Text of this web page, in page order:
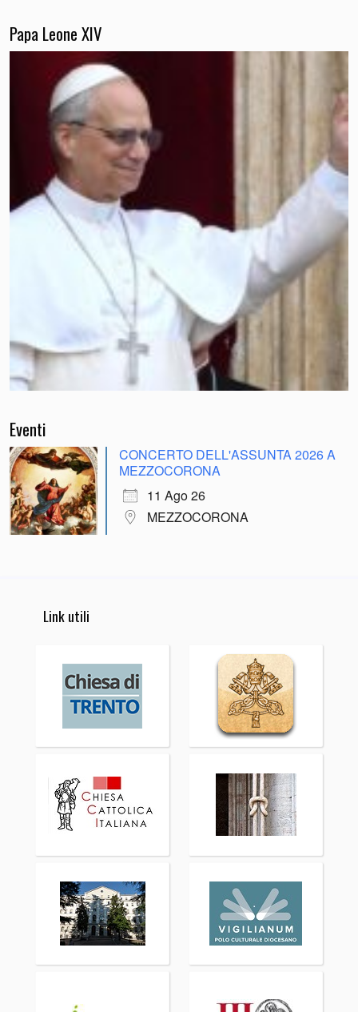
Papa Leone XIV
Eventi
CONCERTO DELL'ASSUNTA 2026 A
MEZZOCORONA
11 Ago 26
MEZZOCORONA
Link utili